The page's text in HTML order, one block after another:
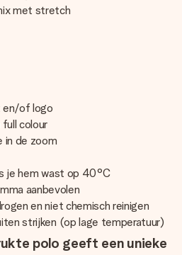
met stretch
en/of logo
full colour
in de zoom
je hem wast op 40°C
aanbevolen
en niet chemisch reinigen
strijken (op lage temperatuur)
polo geeft een unieke